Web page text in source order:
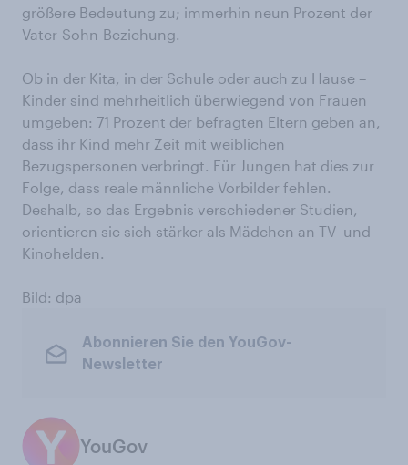
größere Bedeutung zu; immerhin neun Prozent der
Vater-Sohn-Beziehung.
Ob in der Kita, in der Schule oder auch zu Hause –
Kinder sind mehrheitlich überwiegend von Frauen
umgeben: 71 Prozent der befragten Eltern geben an,
dass ihr Kind mehr Zeit mit weiblichen
Bezugspersonen verbringt. Für Jungen hat dies zur
Folge, dass reale männliche Vorbilder fehlen.
Deshalb, so das Ergebnis verschiedener Studien,
orientieren sie sich stärker als Mädchen an TV- und
Kinohelden.
Bild: dpa
Abonnieren Sie den YouGov-
Newsletter
YouGov